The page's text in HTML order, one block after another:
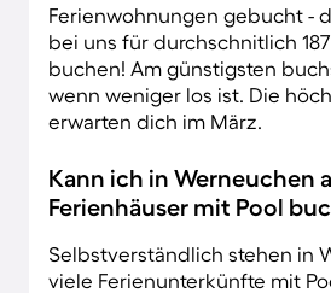
Ferienwohnungen gebucht -
bei uns für durchschnitlich
buchen! Am günstigsten
wenn weniger los ist. Die
erwarten dich im März.
Kann ich in Werneuchen
Ferienhäuser mit Pool
Selbstverständlich stehen in
viele Ferienunterkünfte mit